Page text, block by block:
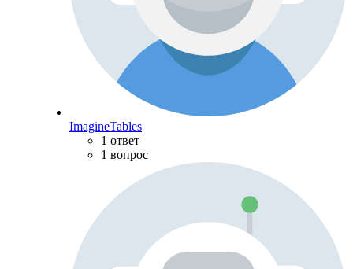
ImagineTables
1 ответ
1 вопрос